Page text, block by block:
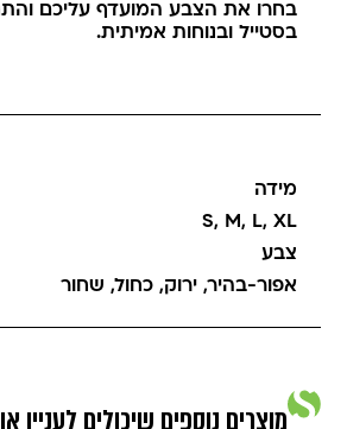
בחרו את הצבע המועדף עליכם
בסטייל ובנוחות אמיתית.
מידה
S, M, L, XL
צבע
אפור-בהיר,ירוק,כחול, שחור